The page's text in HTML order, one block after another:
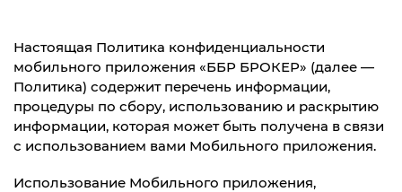
Настоящая Политика конфиденциальности
мобильного приложения «ББР БРОКЕР» (далее —
Политика) содержит перечень информации,
процедуры по сбору, использованию и раскрытию
информации, которая может быть получена в связи
с использованием вами Мобильного приложения.
Использование Мобильного приложения,